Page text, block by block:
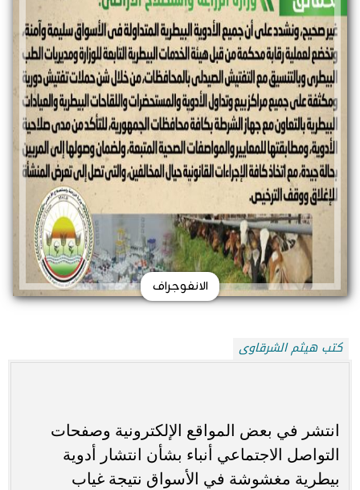
الانفوجراف
كتب هيثم الشرقاوى
انتشر في بعض المواقع الإلكترونية وصفحات
التواصل الاجتماعي أنباء بشأن انتشار أدوية
بيطرية مغشوشة في الأسواق نتيجة غياب